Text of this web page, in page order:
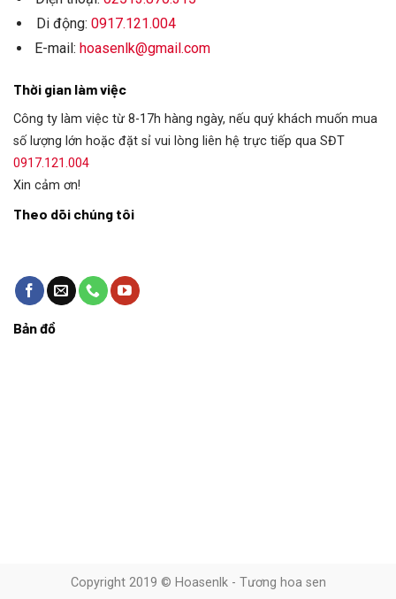
Di động: 0917.121.004
E-mail: hoasenlk@gmail.com
Thời gian làm việc
Công ty làm việc từ 8-17h hàng ngày, nếu quý khách muốn mua
số lượng lớn hoặc đặt sỉ vui lòng liên hệ trực tiếp qua SĐT
0917.121.004
Xin cảm ơn!
Theo dõi chúng tôi
Bản đồ
Copyright 2019 © Hoasenlk - Tương hoa sen